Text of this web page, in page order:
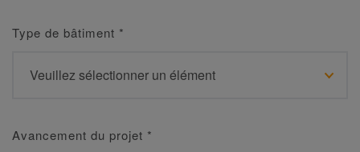
Type de bâtiment *
Avancement du projet *